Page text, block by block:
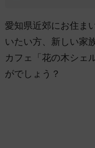
愛知県近郊にお住ま
いたい方、新しい家
カフェ「花の木シェ
がでしょう？